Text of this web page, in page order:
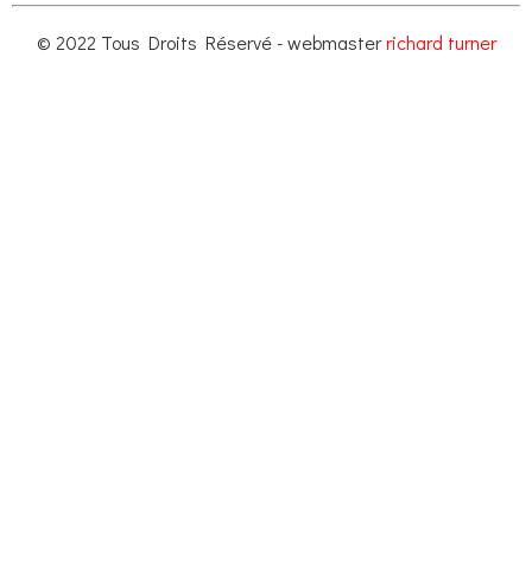
© 2022 Tous Droits Réservé - webmasterrichard turner